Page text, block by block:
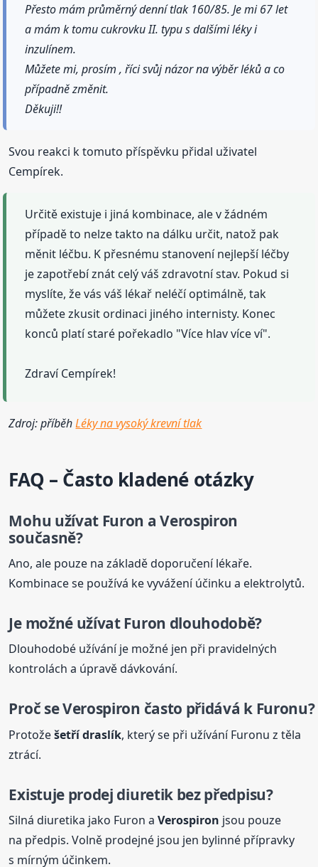
Přesto mám průměrný denní tlak 160/85. Je mi 67 let
a mám k tomu cukrovku II. typu s dalšími léky i
inzulínem.
Můžete mi, prosím , říci svůj názor na výběr léků a co
případně změnit.
Děkuji!!
Svou reakci k tomuto příspěvku přidal uživatel
Cempírek.
Určitě existuje i jiná kombinace, ale v žádném
případě to nelze takto na dálku určit, natož pak
měnit léčbu. K přesnému stanovení nejlepší léčby
je zapotřebí znát celý váš zdravotní stav. Pokud si
myslíte, že vás váš lékař neléčí optimálně, tak
můžete zkusit ordinaci jiného internisty. Konec
konců platí staré pořekadlo "Více hlav více ví".
Zdraví Cempírek!
Zdroj: příběhLéky na vysoký krevní tlak
FAQ – Často kladené otázky
Mohu užívat Furon aVerospiron
současně?
Ano, ale pouze na základě doporučení lékaře.
Kombinace se používá ke vyvážení účinku a elektrolytů.
Je možné užívat Furon dlouhodobě?
Dlouhodobé užívání je možné jen při pravidelných
kontrolách a úpravě dávkování.
Proč seVerospiron často přidává k Furonu?
Protožešetří draslík, který se při užívání Furonu z těla
ztrácí.
Existuje prodej diuretik bez předpisu?
Silná diuretika jako Furon aVerospiron jsou pouze
na předpis. Volně prodejné jsou jen bylinné přípravky
s mírným účinkem.